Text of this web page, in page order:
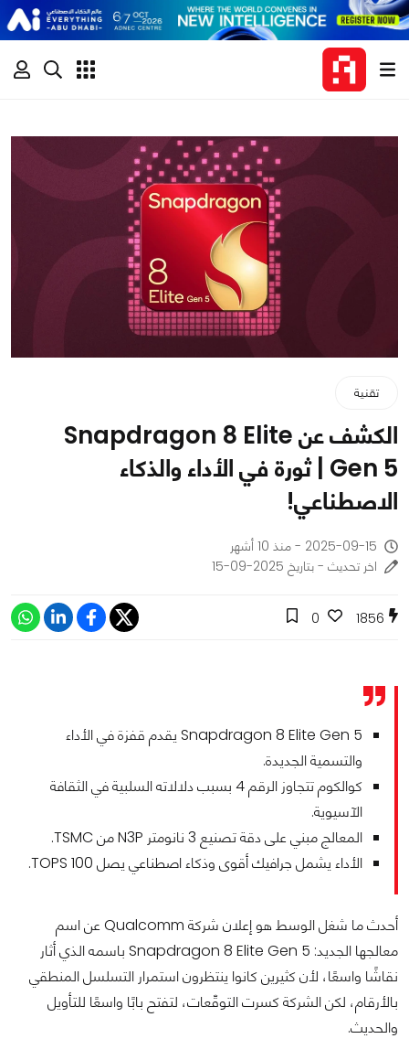
تقنية
الكشف عن Snapdragon 8 Elite
Gen 5 | ثورة في الأداء والذكاء
الاصطناعي!
2025-09-15 - منذ 10 أشهر
اخر تحديث - بتاريخ 2025-09-15
1856
0
Snapdragon 8 Elite Gen 5 يقدم قفزة في الأداء
والتسمية الجديدة.
كوالكوم تتجاوز الرقم 4 بسبب دلالاته السلبية في الثقافة
الآسيوية.
المعالج مبني على دقة تصنيع 3 نانومتر N3P من TSMC.
الأداء يشمل جرافيك أقوى وذكاء اصطناعي يصل 100 TOPS.
أحدث ما شغل الوسط هو إعلان شركة Qualcomm عن اسم
معالجها الجديد: Snapdragon 8 Elite Gen 5 باسمه الذي أثار
نقاشًا واسعًا، لأن كثيرين كانوا ينتظرون استمرار التسلسل المنطقي
بالأرقام، لكن الشركة كسرت التوقّعات، لتفتح بابًا واسعًا للتأويل
والحديث.